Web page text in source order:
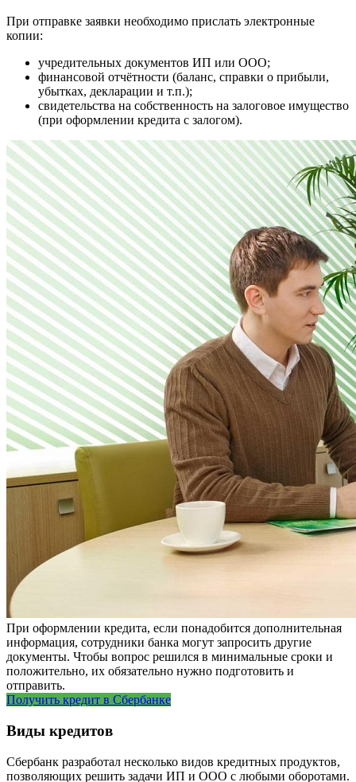
При отправке заявки необходимо прислать электронные
копии:
учредительных документов ИП или ООО;
финансовой отчётности (баланс, справки о прибыли,
убытках, декларации и т.п.);
свидетельства на собственность на залоговое имущество
(при оформлении кредита с залогом).
При оформлении кредита, если понадобится дополнительная
информация, сотрудники банка могут запросить другие
документы. Чтобы вопрос решился в минимальные сроки и
положительно, их обязательно нужно подготовить и
отправить.
Получить кредит в Сбербанке
Виды кредитов
Сбербанк разработал несколько видов кредитных продуктов,
позволяющих решить задачи ИП и ООО с любыми оборотами.